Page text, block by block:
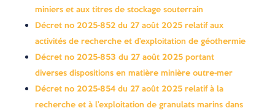
miniers et aux titres de stockage souterrain
Décret no 2025-852 du 27 août 2025 relatif aux
activités de recherche et d’exploitation de géothermie
Décret no 2025-853 du 27 août 2025 portant
diverses dispositions en matière minière outre-mer
Décret no 2025-854 du 27 août 2025 relatif à la
recherche et à l’exploitation de granulats marins dans